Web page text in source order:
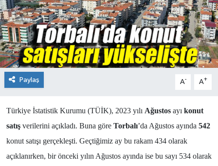
Paylaş A- A+
Türkiye İstatistik Kurumu (TÜİK), 2023 yılı Ağustosayı konut
satışverilerini açıkladı. Buna göre Torbalı’da Ağustos ayında 542
konut satışı gerçekleşti. Geçtiğimiz ay bu rakam 434 olarak
açıklanırken, bir önceki yılın Ağustos ayında ise bu sayı 534 olarak